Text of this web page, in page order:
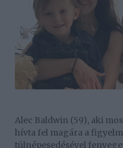
Alec Baldwin (59), aki
hívta fel magára a
túlnépesedésével